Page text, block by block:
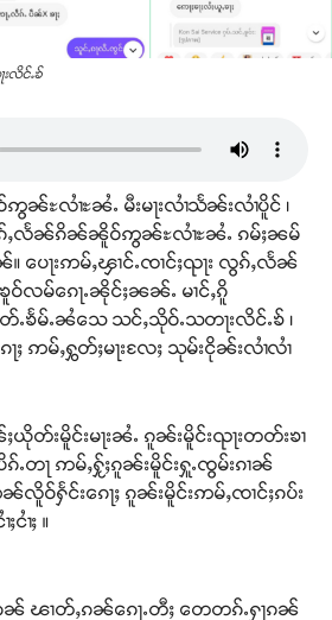
းလိင်ႉၶ်
လၢႆႊၼႆႉ မီးမႃးလၢႆသႅၼ်းလၢႆပိူင် ၊
ႇလႅၼ်ၵိၼ်ၼိူဝ်ဢွၼ်ႊလၢႆႊၼႆႉ ၵမ်ႈၼမ်
ပေႃးဢမ်ႇၾၢင်ႉၸၢင်ႈၺႃး လွၵ်ႇလႅၼ်
ၶူဝ်လမ်ၵေႃႉၼိုင်ႈၼၼ်ႉ မၢင်ႇၵိူ
ၶႅမ်ႉၼႆသေ သင်ႇသိုဝ်ႉသတႃးလိင်ႉၶ် ၊
ႃႈ ဢမ်ႇႁွတ်ႈမႃးလႄႈ သုမ်းငိုၼ်းလၢႆလၢႆ
ႈယိုတ်းမိူင်းမႃးၼႆႉ ၵူၼ်းမိူင်းၺႃးတတ်းၶၢ
ပိၵ်ႉတႃ ဢမ်ႇႁႂ်ႈၵူၼ်းမိူင်းႁူႉၸွမ်းၵၢၼ်
လိူဝ်ႁႅင်းၵေႃႈ ၵူၼ်းမိူင်းဢမ်ႇၸၢင်ႈၵပ်း
ၢႆႈ ။
ၼ် ၽၢတ်ႇၵၼ်ၵေႃႉတီႈ တေတၵ်ႉႁႃၵၼ်